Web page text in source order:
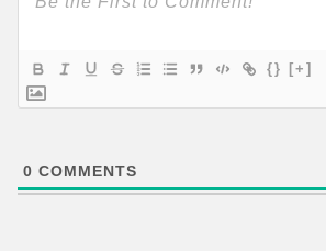
{} [+]
0 COMMENTS